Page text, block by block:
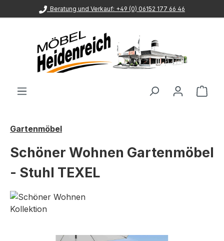
Zum Hauptinhalt springen
Beratung und Verkauf: +49 (0) 06152 177 66 46
Gartenmöbel
Schöner Wohnen Gartenmöbel
- Stuhl TEXEL